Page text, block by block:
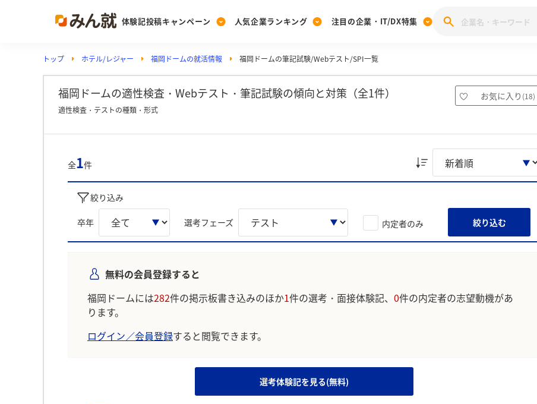
体験記投稿キャンペーン
Post
投稿する
[27卒] 本選考体験記投稿キャンペーン
人気企業ランキング
Ranking
ランキングを見る
みんなのDX企業就職ブランド調査
Vote みんな
注目の企業・IT/DX特集
PickUp
注目の企業特集
注目の企業特集
28卒
トップ ホテル/レジャー 福岡ドームの就活情報 福岡ドームの筆記試験/Webテスト/SPI一覧
福岡ドームの適性検査・Webテスト・筆記試験の傾向と対策（全1件） お気に入り (18)
適性検査・テストの種類・形式
全1件
絞り込み
卒年 選考フェーズ 内定者のみ 絞り込む
無料の会員登録すると
福岡ドームには282件の掲示板書き込みのほか1件の選考・面接体験記、 0件の内定者の志望動機があ
ります。
ログイン／会員登録すると閲覧できます。
選考体験記を見る(無料)